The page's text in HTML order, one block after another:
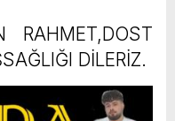
RAHMET,DOST
DİLERİZ.